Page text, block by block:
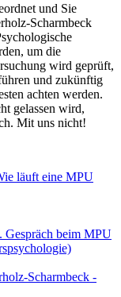
und Sie
Scharmbeck
um die
wird geprüft,
und zukünftig
achten werden.
gelassen wird,
Mit uns nicht!
läuft eine MPU
Gespräch beim MPU
Scharmbeck -